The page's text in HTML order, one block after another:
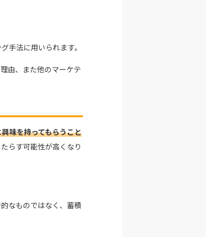
手法に用いられます。
由、また他のマーケテ
味を持ってもらうこと
らす可能性が高くなり
なものではなく、蓄積